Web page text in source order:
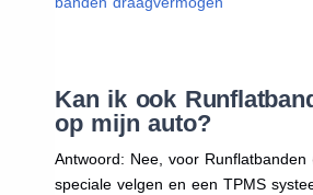
Kan ik ook
op mijn auto?
Antwoord: Nee, voor
speciale velgen en een TPMS